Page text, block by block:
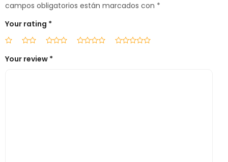
campos obligatorios están marcados con *
Your rating *
Your review *